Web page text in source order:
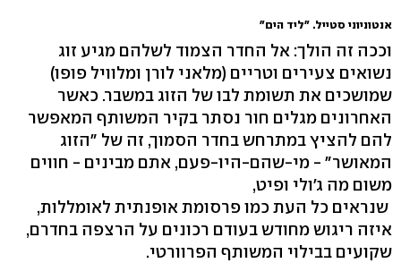
אנטוניוני סטייל. "ליד הים"
וככה זה הולך: אל החדר הצמוד לשלהם מגיע זוג
נשואים צעירים וטריים (מלאני לורן ומלוויל פופו)
שמושכים את תשומת לבו של הזוג במשבר. כאשר
האחרונים מגלים חור נסתר בקיר המשותף המאפשר
להם להציץ במתרחש בחדר הסמוך, זה של "הזוג
המאושר" - מי-שהם-היו-פעם, אתם מבינים - חווים
משום מה ג'ולי ופיט,
שנראים כל העת כמו פרסומת אופנתית לאומללות,
איזה ריגוש מחודש בעודם רכונים על הרצפה בחדרם,
שקועים בבילוי המשותף הפרוורטי.